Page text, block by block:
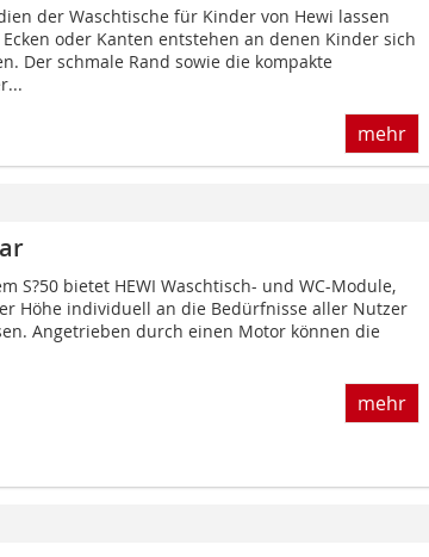
der Waschtische für Kinder von Hewi lassen
oder Kanten entstehen an denen Kinder sich
Der schmale Rand sowie die kompakte
mehr
S?50 bietet HEWI Waschtisch- und WC-Module,
Höhe individuell an die Bedürfnisse aller Nutzer
Angetrieben durch einen Motor können die
mehr